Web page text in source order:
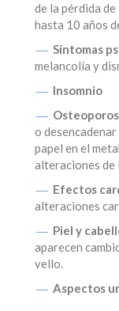
de la pérdida
hasta 10 años
Síntomas
melancolía y
Insomnio
o
papel en el
alteraciones de
Efectos
alteraciones
Piel y
aparecen
vello.
Aspectos